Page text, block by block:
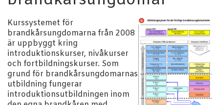
Kurssystemet för
brandkårsungdomarna från 2008
är uppbyggt kring
introduktionskurser, nivåkurser
och fortbildningskurser. Som
grund för brandkårsungdomarnas
utbildning fungerar
introduktionsutbildningen inom